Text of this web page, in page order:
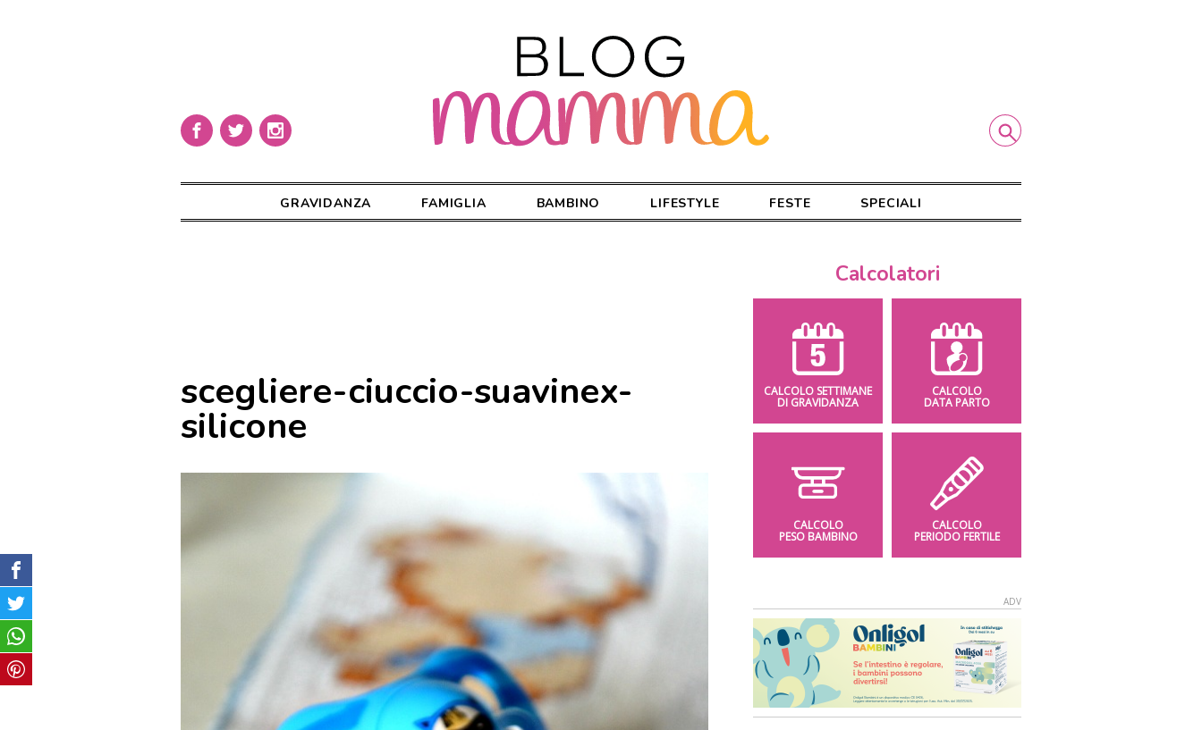
GRAVIDANZA FAMIGLIA BAMBINO LIFESTYLE FESTE SPECIALI
scegliere-ciuccio-suavinex-
silicone
Calcolatori
CALCOLO SETTIMANE
DI GRAVIDANZA
CALCOLO
DATA PARTO
CALCOLO
PESO BAMBINO
CALCOLO
PERIODO FERTILE